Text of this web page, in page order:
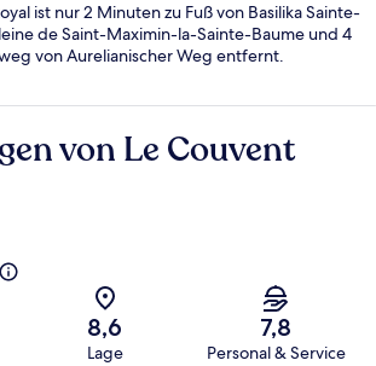
ist nur 2 Minuten zu Fuß von Basilika Sainte-
de Saint-Maximin-la-Sainte-Baume und 4
von Aurelianischer Weg entfernt.
von Le Couvent
8,6
Lage
7,8
Personal & Service